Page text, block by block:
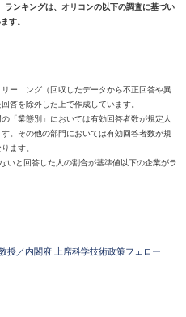
ランキングは、オリコンの以下の調査に基づい
す。
ーニング（回収したデータから不正回答や異
答を除外した上で作成しています。
「業態別」においては有効回答者数が規定人
。その他の部門においては有効回答者数が規
ます。
と回答した人の割合が基準値以下の企業がラ
授／内閣府 上席科学技術政策フェロー